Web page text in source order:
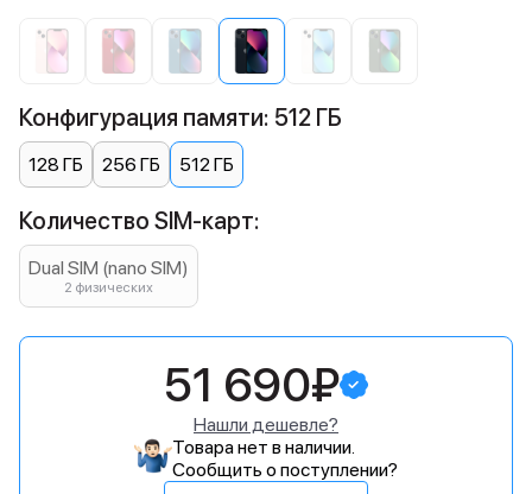
Конфигурация памяти: 512 ГБ
128 ГБ 256 ГБ 512 ГБ
Количество SIM-карт:
Dual SIM (nano SIM)
2 физических
51 690₽
Нашли дешевле?
Товара нет в наличии.
Сообщить о поступлении?